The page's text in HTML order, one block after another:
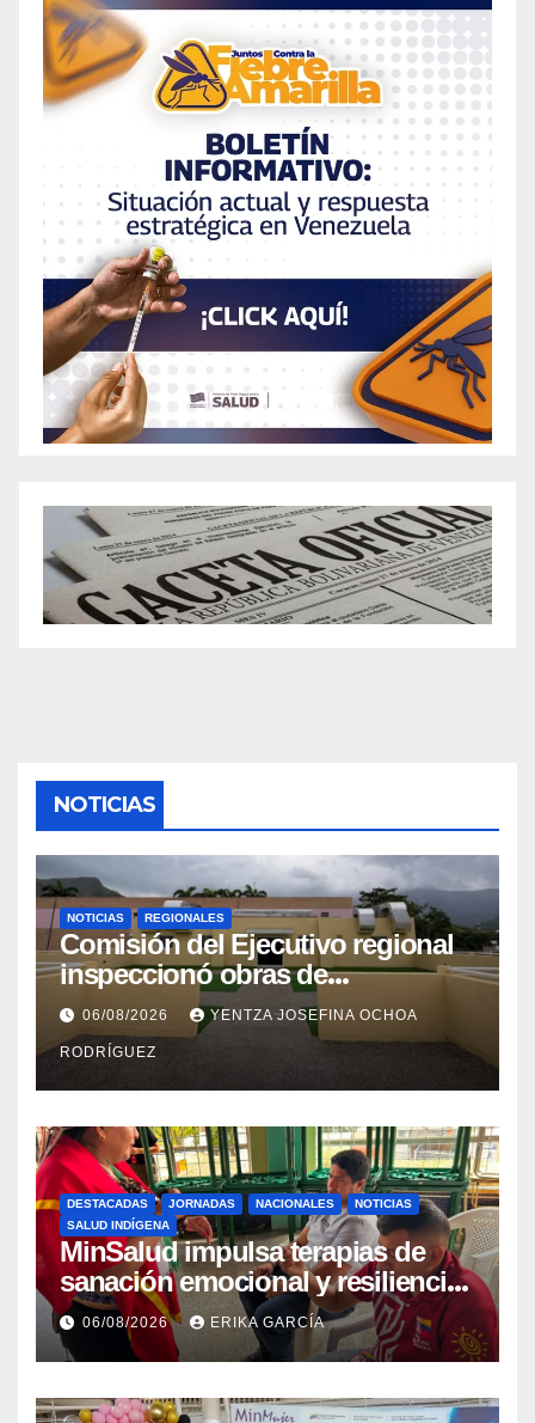
NOTICIAS
NOTICIAS REGIONALES
Comisión del Ejecutivo regional
inspeccionó obras de
recuperación en la Maternidad
Integral Aragua
06/08/2026 YENTZA JOSEFINA OCHOA
RODRÍGUEZ
DESTACADAS JORNADAS NACIONALES
NOTICIAS
SALUD INDÍGENA
MinSalud impulsa terapias de
sanación emocional y resiliencia
post-sismo junto a comunidades
indígenas en Caracas
06/08/2026 ERIKA GARCÍA